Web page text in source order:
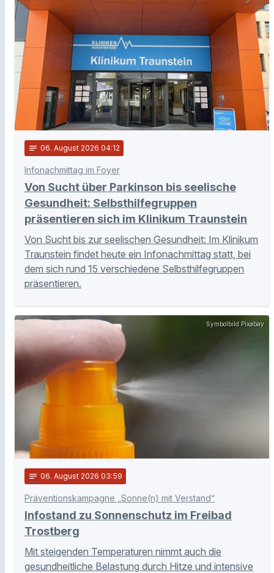
notes 06. August 2026 04:12
Infonachmittag im Foyer
Von Sucht über Parkinson bis seelische
Gesundheit: Selbsthilfegruppen
präsentieren sich im Klinikum Traunstein
Von Sucht bis zur seelischen Gesundheit: Im Klinikum
Traunstein findet heute ein Infonachmittag statt, bei
dem sich rund 15 verschiedene Selbsthilfegruppen
präsentieren.
Symbolbild Pixabay
notes 06. August 2026 03:59
Präventionskampagne „Sonne(n) mit Verstand“
Infostand zu Sonnenschutz im Freibad
Trostberg
Mit steigenden Temperaturen nimmt auch die
gesundheitliche Belastung durch Hitze und intensive